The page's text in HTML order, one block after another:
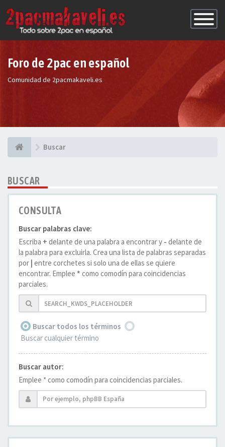
de
Foro de 2pac en español
Comunidad de 2pacmakaveli.es
Buscar
BUSCAR
CONSULTA
Buscar palabras clave:
Escriba + delante de una palabra a encontrar y - delante de
la palabra para excluirla. Crea una lista de palabras separadas
por | entre corchetes si solo una de ellas se quiere
encontrar. Emplee * como comodín para coincidencias
parciales.
Buscar todos los términos
Buscar cualquier término
Buscar autor:
Emplee * como comodín para coincidencias parciales.